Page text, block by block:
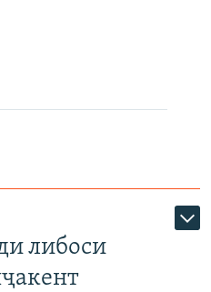
либоси